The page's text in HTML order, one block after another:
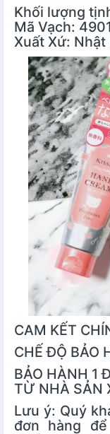
Khối lượng
Mã Vạch:
Xuất Xứ: Nhật
CAM KẾT
CHẾ ĐỘ BẢO
BẢO HÀNH 1
TỪ NHÀ SẢN
Lưu ý: Quý
đơn hàng